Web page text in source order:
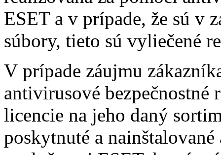
ESET a v prípade, že sú v
súbory, tieto sú vyliečené
V prípade záujmu
antivirusové bezpečnostné
licencie na jeho daný
poskytnuté a